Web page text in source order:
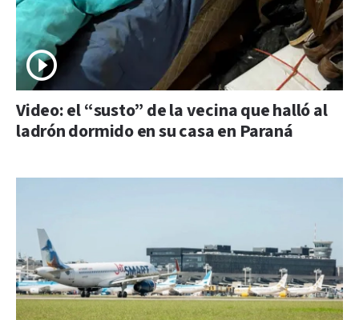
Video: el “susto” de la vecina que halló al
ladrón dormido en su casa en Paraná